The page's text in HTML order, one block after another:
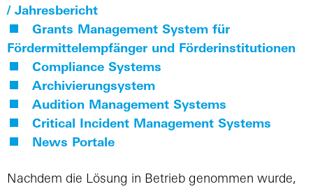
/ Jahresbericht
Grants Management System für
Fördermittelempfänger und Förderinstitutionen
Compliance Systems
Archivierungsystem
Audition Management Systems
Critical Incident Management Systems
News Portale
Nachdem die Lösung in Betrieb genommen wurde,